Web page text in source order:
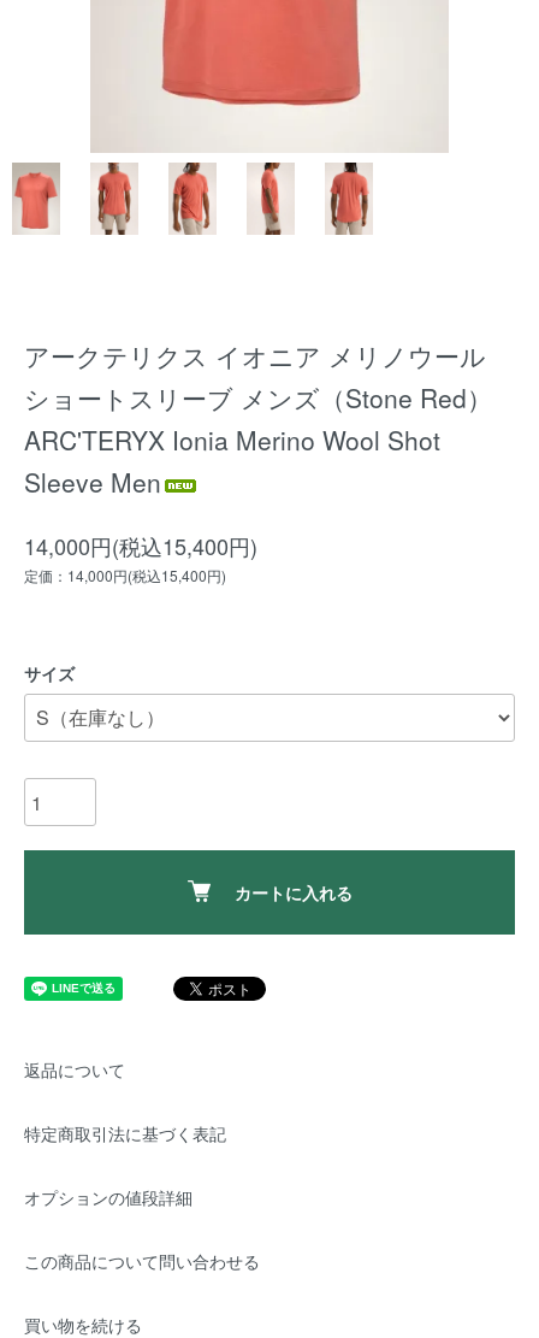
アークテリクス イオニア メリノウール
ショートスリーブ メンズ（Stone Red）
ARC'TERYX Ionia Merino Wool Shot
Sleeve Men
14,000円(税込15,400円)
定価：14,000円(税込15,400円)
サイズ
カートに入れる
返品について
特定商取引法に基づく表記
オプションの値段詳細
この商品について問い合わせる
買い物を続ける